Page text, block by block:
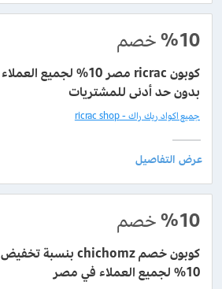
%10خصم
كوبون ricrac مصر 10% لجميع العملاء
بدون حد أدنى للمشتريات
جميع اكواد ريك راك - ricrac shop
%10خصم
كوبون خصم chichomz بنسبة تخفيض
10% لجميع العملاء في مصر